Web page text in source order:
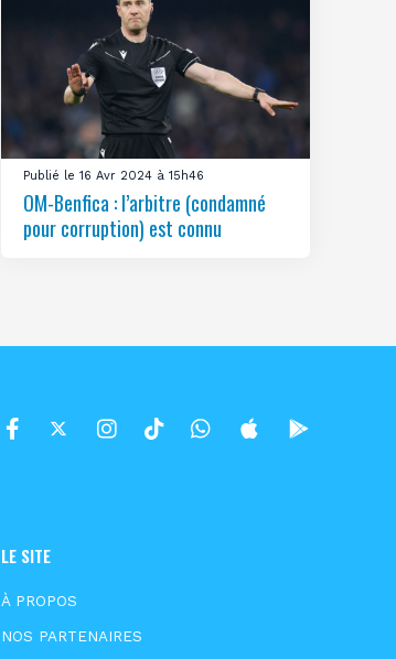
Publié le 16 Avr 2024 à 15h46
OM-Benfica : l’arbitre (condamné
pour corruption) est connu
LE SITE
À PROPOS
NOS PARTENAIRES